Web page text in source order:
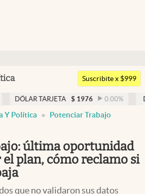
Argentina
Uruguay
Suscribite x $999
$ 1976 0.00% DÓLAR MEP
Y Política Potenciar Trabajo
última oportunidad
plan, cómo reclamo si
que no validaron sus datos